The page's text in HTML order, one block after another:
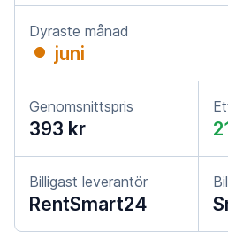
Dyraste månad
juni
Genomsnittspris
393 kr
Billigast leverantör
RentSmart24